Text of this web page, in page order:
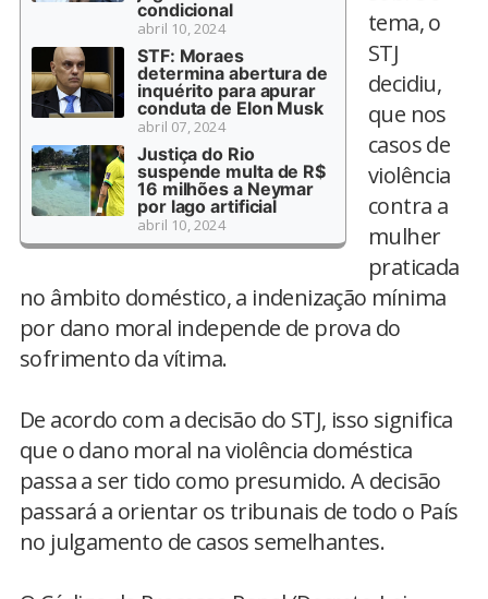
condicional
abril 10, 2024
STF: Moraes
determina abertura de
inquérito para apurar
conduta de Elon Musk
abril 07, 2024
Justiça do Rio
suspende multa de R$
16 milhões a Neymar
por lago artificial
abril 10, 2024
tema, o
STJ
decidiu,
que nos
casos de
violência
contra a
mulher
praticada
no âmbito doméstico, a indenização mínima
por dano moral independe de prova do
sofrimento da vítima.
De acordo com a decisão do STJ, isso significa
que o dano moral na violência doméstica
passa a ser tido como presumido. A decisão
passará a orientar os tribunais de todo o País
no julgamento de casos semelhantes.